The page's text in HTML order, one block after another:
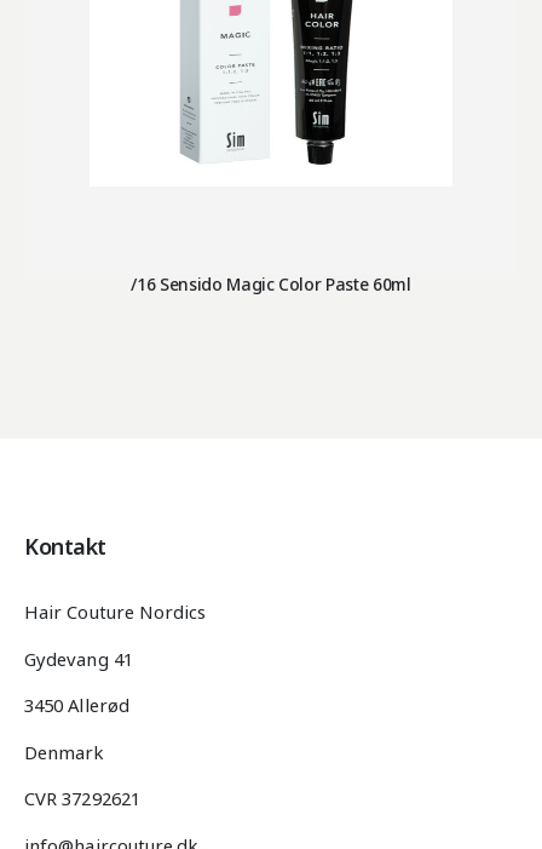
/16 Sensido Magic Color Paste 60ml
Kontakt
Hair Couture Nordics
Gydevang 41
3450 Allerød
Denmark
CVR 37292621